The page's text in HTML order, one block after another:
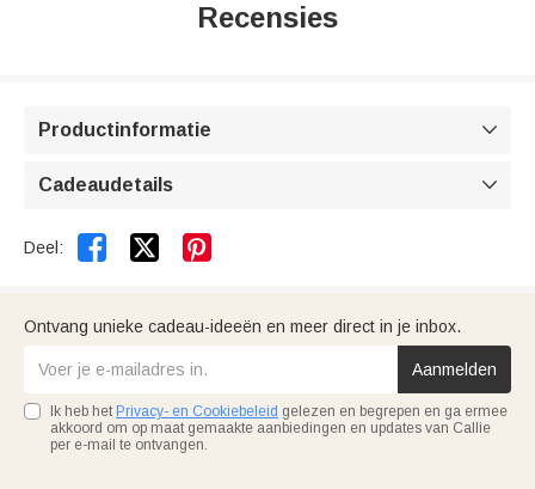
Recensies
Productinformatie 
Cadeaudetails 
Deel:  
Ontvang unieke cadeau-ideeën en meer direct in je inbox.
Aanmelden
Ik heb het Privacy- en Cookiebeleid gelezen en begrepen en ga ermee
akkoord om op maat gemaakte aanbiedingen en updates van Callie
per e-mail te ontvangen.